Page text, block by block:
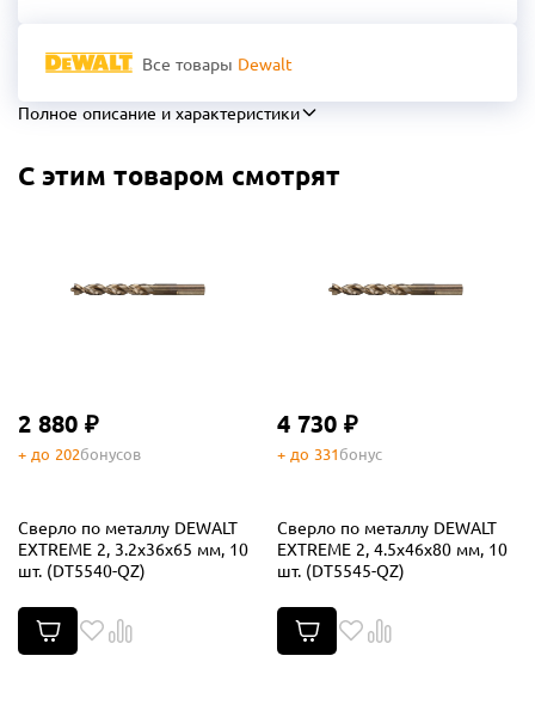
Все товары Dewalt
Полное описание и характеристики
С этим товаром смотрят
2 880 ₽
+ до 202бонусов
Сверло по металлу DEWALT
EXTREME 2, 3.2x36x65 мм, 10
шт. (DT5540-QZ)
4 730 ₽
+ до 331бонус
Сверло по металлу DEWALT
EXTREME 2, 4.5x46x80 мм, 10
шт. (DT5545-QZ)